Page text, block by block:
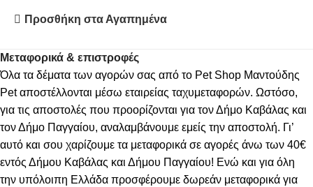
Προσθήκη στα Αγαπημένα
Μεταφορικά & επιστροφές
Όλα τα δέματα των αγορών σας από το Pet Shop Μαντούδης
Pet αποστέλλονται μέσω εταιρείας ταχυμεταφορών. Ωστόσο,
για τις αποστολές που προορίζονται για τον Δήμο Καβάλας και
τον Δήμο Παγγαίου, αναλαμβάνουμε εμείς την αποστολή. Γι’
αυτό και σου χαρίζουμε τα μεταφορικά σε αγορές άνω των 40€
εντός Δήμου Καβάλας και Δήμου Παγγαίου! Ενώ και για όλη
την υπόλοιπη Ελλάδα προσφέρουμε δωρεάν μεταφορικά για